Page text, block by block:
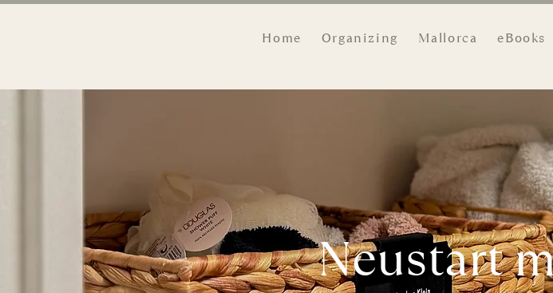
Home Organizing Mallorca eBooks
Neustart